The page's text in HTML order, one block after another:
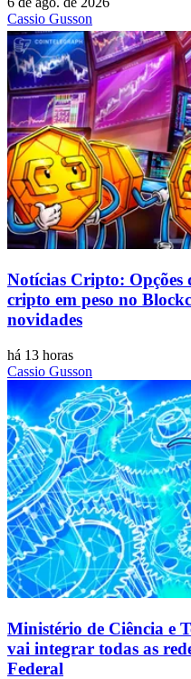
Cassio Gusson
Notícias Cripto: Opções
cripto em peso no
novidades
há 13 horas
Cassio Gusson
Ministério de Ciência e
vai integrar todas as
Federal